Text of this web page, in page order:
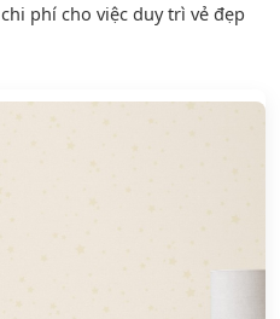
phí cho việc duy trì vẻ đẹp